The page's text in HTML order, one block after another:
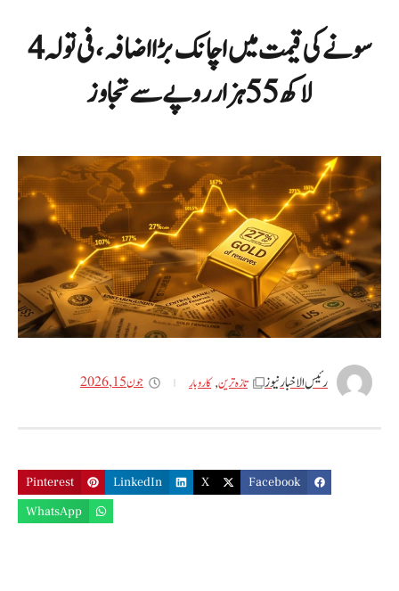
سونے کی قیمت میں اچانک بڑا اضافہ، فی تولہ 4
لاکھ 55 ہزار روپے سے تجاوز
رئیس الاخبار نیوز تازه ترین,کاروبار جون 15, 2026
Facebook
X
LinkedIn
Pinterest
WhatsApp